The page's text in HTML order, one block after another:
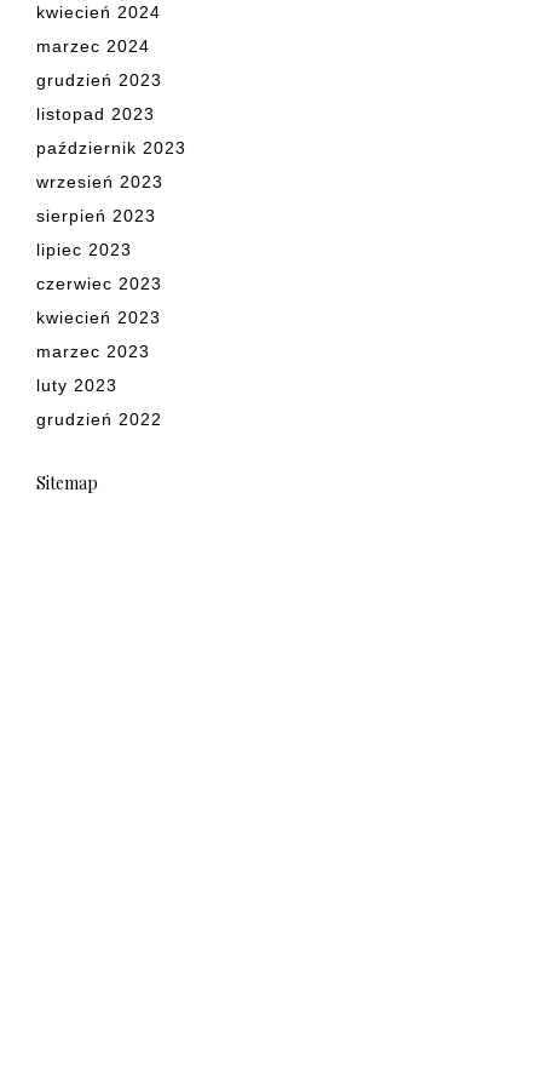
kwiecień 2024
marzec 2024
grudzień 2023
listopad 2023
październik 2023
wrzesień 2023
sierpień 2023
lipiec 2023
czerwiec 2023
kwiecień 2023
marzec 2023
luty 2023
grudzień 2022
Sitemap